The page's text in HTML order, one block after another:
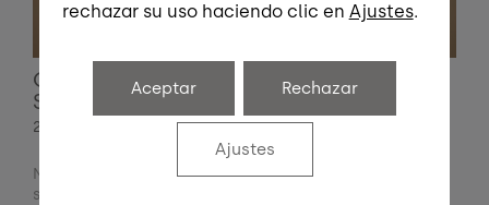
CAUSAS Y FORMAS DE ELIMINAR LOS
SURCOS NASOGENIANOS
26 FEBRERO
Nuestra piel es un reflejo de lo que somos, de lo que
sentimos y de lo que hacemos. Conforme pasa el
rechazar su uso haciendo clic en Ajustes.
Aceptar Rechazar
Ajustes